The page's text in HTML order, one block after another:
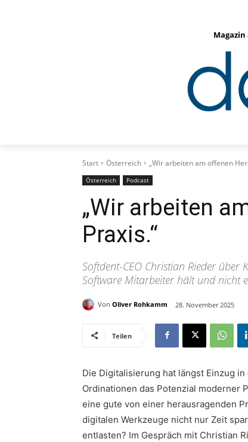
Start Österreich „Wir arbeiten am offenen
Österreich Podcast
„Wir arbeiten
Praxis.“
Softdent-CEO Christian Rieder über
Software Mitarbeiter hält und nicht
Von Oliver Rohkamm 28. November 2025
Teilen
Die Digitalisierung hat längst Einzug
Ordinationen das Potenzial moderner
eine gute von einer herausragenden
digitalen Werkzeuge nicht nur Zeit
entlasten? Im Gespräch mit Christian